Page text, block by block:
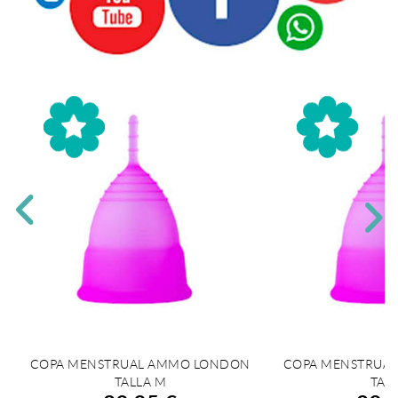
AÑADIR A LA COMPRA
COPA MENSTRUAL AMMO LONDON
TALLA M
AÑADIR A
COPA